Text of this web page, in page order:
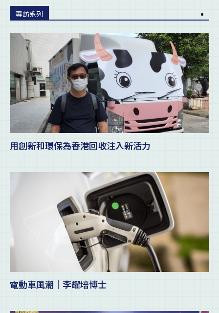
專訪系列
用創新和環保為香港回收注入新活力
電動車風潮｜李耀培博士